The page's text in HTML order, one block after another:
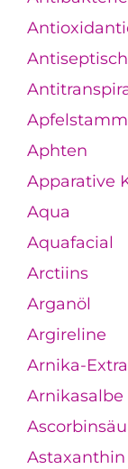
Aphten
Apparative
Aqua
Aquafacial
Arctiins
Arganöl
Argireline
Arnika-
Arnikasalbe
Astaxanthin